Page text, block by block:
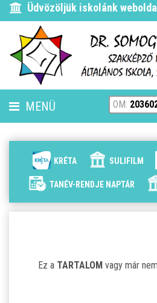
Üdvözöljük iskolánk
MENÜ
HÍREK
ALAPÍTVÁNYUNK
SZJA 1% FELAJÁNLÁS
OM:
KRÉTA SULIFILM
TANÉV-RENDJE NAPTÁR
Ez a TARTALOM vagy már